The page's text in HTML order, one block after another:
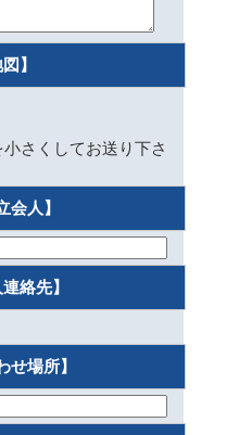
】
さくしてお送り下さ
会人】
絡先】
せ場所】